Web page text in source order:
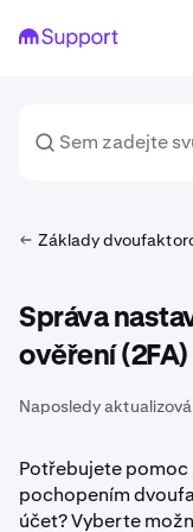
Základy
Správa
ověření (2FA)
Naposledy
Potřebujete pomoc
pochopením
účet? Vyberte